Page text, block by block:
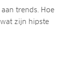
trends. Hoe
zijn hipste